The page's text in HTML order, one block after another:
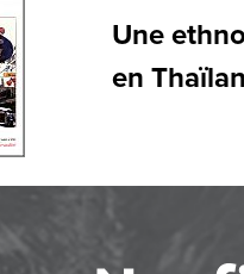
Une
en